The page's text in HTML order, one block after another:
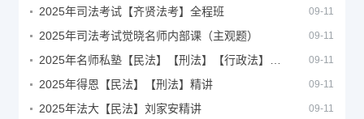
2025年司法考试【齐贤法考】全程班 09-11
2025年司法考试觉晓名师内部课（主观题） 09-11
09-11
2025年得恩【民法】【刑法】精讲 09-11
2025年法大【民法】刘家安精讲 09-11